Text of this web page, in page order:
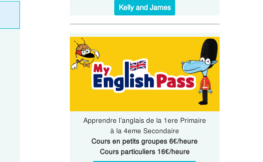
Kelly and James
Apprendre l’anglais de la 1ere Primaire
à la 4eme Secondaire
Cours en petits groupes 6€/heure
Cours particuliers 16€/heure